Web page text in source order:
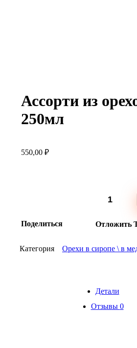
Ассорти из
250мл
550,00 ₽
сиропе
количество
Отложить
Поделиться
Категория Орехи в сиропе \ в
Детали
Отзывы 0